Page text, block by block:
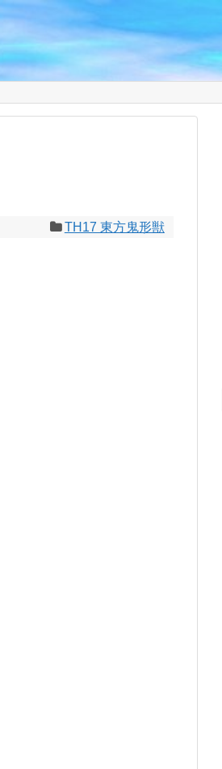
TH17 東方鬼形獣